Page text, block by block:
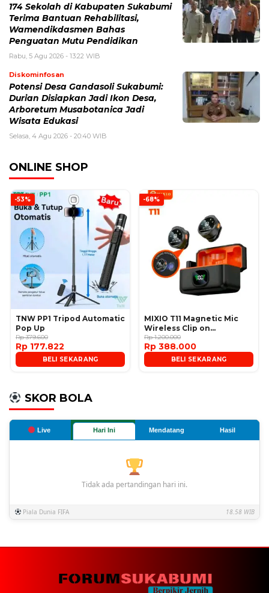
174 Sekolah di Kabupaten Sukabumi
Terima Bantuan Rehabilitasi,
Wamendikdasmen Bahas
Penguatan Mutu Pendidikan
Rabu, 5 Agu 2026 - 13:22 WIB
Diskominfosan
Potensi Desa Gandasoli Sukabumi:
Durian Disiapkan Jadi Ikon Desa,
Arboretum Musabotanica Jadi
Wisata Edukasi
Selasa, 4 Agu 2026 - 20:40 WIB
ONLINE SHOP
-53%
TNW PP1 Tripod Automatic
Pop Up
Rp 379.600
Rp 177.822
BELI SEKARANG
-68%
MIXIO T11 Magnetic Mic
Wireless Clip on
Microphone
Rp 1.200.000
Rp 388.000
BELI SEKARANG
SKOR BOLA
Live Hari Ini Mendatang Hasil
Tidak ada pertandingan hari ini.
Piala Dunia FIFA 18.58 WIB